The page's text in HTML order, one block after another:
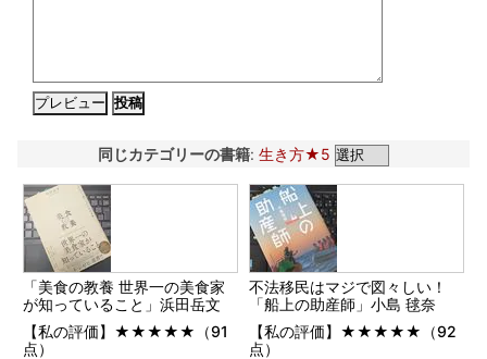
同じカテゴリーの書籍: 生き方★5
「美食の教養 世界一の美食家
が知っていること」浜田岳文
【私の評価】★★★★★（91
点）
不法移民はマジで図々しい！
「船上の助産師」小島 毬奈
【私の評価】★★★★★（92
点）